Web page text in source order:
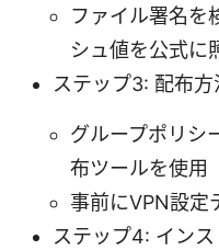
ファイル署名を
シュ値を公式に
ステップ3: 配布
グループポリシ
布ツールを使用
事前にVPN設定
ステップ4: イン